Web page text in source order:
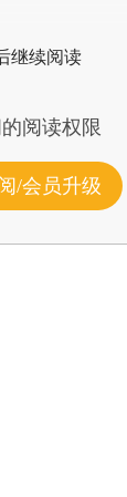
继续阅读
阅读权限
/会员升级